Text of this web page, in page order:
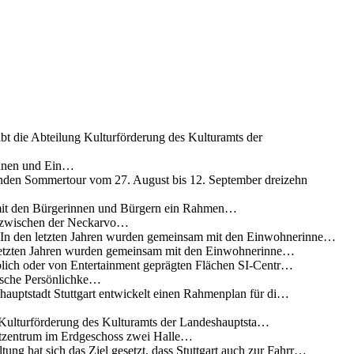
die Abteilung Kulturförderung des Kulturamts der
und Ein…
Sommertour vom 27. August bis 12. September dreizehn
den Bürgerinnen und Bürgern ein Rahmen…
der Neckarvo…
den letzten Jahren wurden gemeinsam mit den Einwohnerinne…
Jahren wurden gemeinsam mit den Einwohnerinne…
oder von Entertainment geprägten Flächen SI-Centr…
Persönlichke…
Stuttgart entwickelt einen Rahmenplan für di…
des Kulturamts der Landeshauptsta…
im Erdgeschoss zwei Halle…
hat sich das Ziel gesetzt, dass Stuttgart auch zur Fahrr…